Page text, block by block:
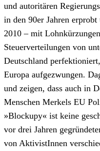
und autoritären
in den 90er Jahren
2010 – mit
Steuerverteilungen von
Deutschland
Europa aufgezwungen.
und zeigen, dass auch in
Menschen Merkels EU
»Blockupy« ist keine
vor drei Jahren
von AktivistInnen